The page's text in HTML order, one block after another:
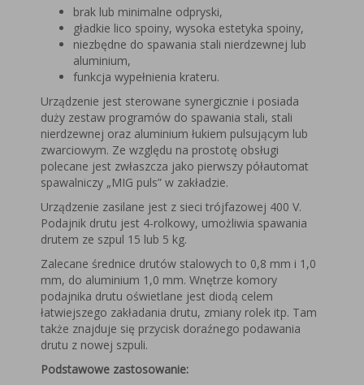
brak lub minimalne odpryski,
gładkie lico spoiny, wysoka estetyka spoiny,
niezbędne do spawania stali nierdzewnej lub
aluminium,
funkcja wypełnienia krateru.
Urządzenie jest sterowane synergicznie i posiada
duży zestaw programów do spawania stali, stali
nierdzewnej oraz aluminium łukiem pulsującym lub
zwarciowym. Ze względu na prostotę obsługi
polecane jest zwłaszcza jako pierwszy półautomat
spawalniczy „MIG puls” w zakładzie.
Urządzenie zasilane jest z sieci trójfazowej 400 V.
Podajnik drutu jest 4-rolkowy, umożliwia spawania
drutem ze szpul 15 lub 5 kg.
Zalecane średnice drutów stalowych to 0,8 mm i 1,0
mm, do aluminium 1,0 mm. Wnętrze komory
podajnika drutu oświetlane jest diodą celem
łatwiejszego zakładania drutu, zmiany rolek itp. Tam
także znajduje się przycisk doraźnego podawania
drutu z nowej szpuli.
Podstawowe zastosowanie: